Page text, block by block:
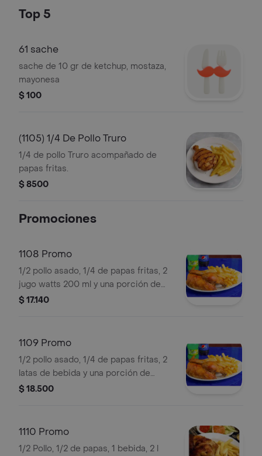
Top 5
61 sache
sache de 10 gr de ketchup, mostaza,
mayonesa
$ 100
(1105) 1/4 De Pollo Truro
1/4 de pollo Truro acompañado de
papas fritas.
$ 8500
Promociones
1108 Promo
1/2 pollo asado, 1/4 de papas fritas, 2
jugo watts 200 ml y una porción de
empanaditas.
$ 17.140
1109 Promo
1/2 pollo asado, 1/4 de papas fritas, 2
latas de bebida y una porción de
empanaditas.
$ 18.500
1110 Promo
1/2 Pollo, 1/2 de papas, 1 bebida, 2 l